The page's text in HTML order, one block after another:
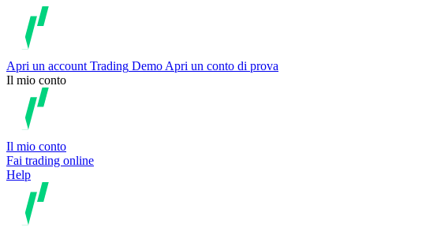
Apri un account Trading Demo Apri un conto di prova
Il mio conto
Il mio conto
Fai trading online
Help